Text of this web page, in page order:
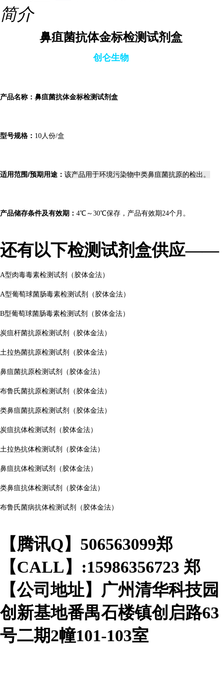
简介
鼻疽菌抗体金标检测试剂盒
创仑生物
产品名称：鼻疽菌抗体金标检测试剂盒
型号规格： 10人份/盒
适用范围/预期用途： 该产品用于环境污染物中类鼻疽菌抗原的检出。
产品储存条件及有效期： 4℃～30℃保存，产品有效期24个月。
还有以下检测试剂盒供应——
A型肉毒毒素检测试剂（胶体金法）
A型葡萄球菌肠毒素检测试剂（胶体金法）
B型葡萄球菌肠毒素检测试剂（胶体金法）
炭疽杆菌抗原检测试剂（胶体金法）
土拉热菌抗原检测试剂（胶体金法）
鼻疽菌抗原检测试剂（胶体金法）
布鲁氏菌抗原检测试剂（胶体金法）
类鼻疽菌抗原检测试剂（胶体金法）
炭疽抗体检测试剂（胶体金法）
土拉热抗体检测试剂（胶体金法）
鼻疽抗体检测试剂（胶体金法）
类鼻疽抗体检测试剂（胶体金法）
布鲁氏菌病抗体检测试剂（胶体金法）
【腾讯Q】506563099郑
【CALL】:15986356723 郑
【公司地址】广州清华科技园
创新基地番禺石楼镇创启路63
号二期2幢101-103室